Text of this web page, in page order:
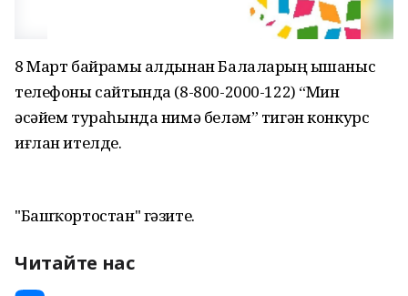
8 Март байрамы алдынан Балаларҙың ышаныс
телефоны сайтында (8-800-2000-122) “Мин
әсәйем тураһында нимә беләм” тигән конкурс
иғлан ителде.
"Башҡортостан" гәзите.
Читайте нас